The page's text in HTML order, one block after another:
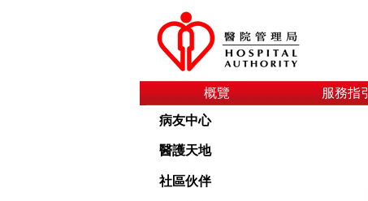
概覽 服務指引
病友中心
醫護天地
社區伙伴